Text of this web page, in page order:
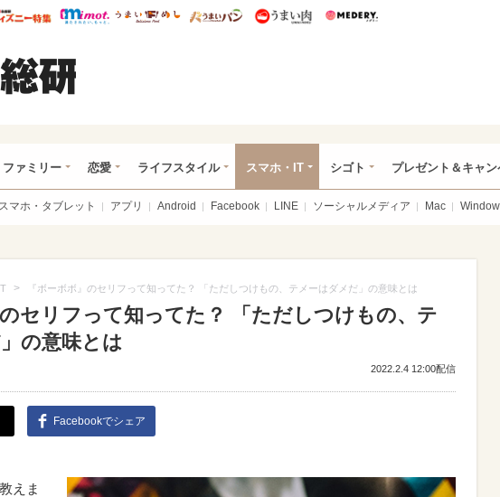
ママ* ウレぴあ総研 ディズニー特集
mimot. うまいめし うまいパン うまい肉
ファミリー 恋愛 ライフスタイル スマホ・IT シゴト プレゼント＆キャ
マホ・タブレット アプリ Android Facebook LINE ソーシャルメディア Mac
> 『ボーボボ』のセリフって知ってた？ 「ただしつけもの、テメーはダメだ」の意味とは
のセリフって知ってた？ 「ただしつけもの、テ
の意味とは
2022.2.4 12:00配信
Facebookでシェア
えま